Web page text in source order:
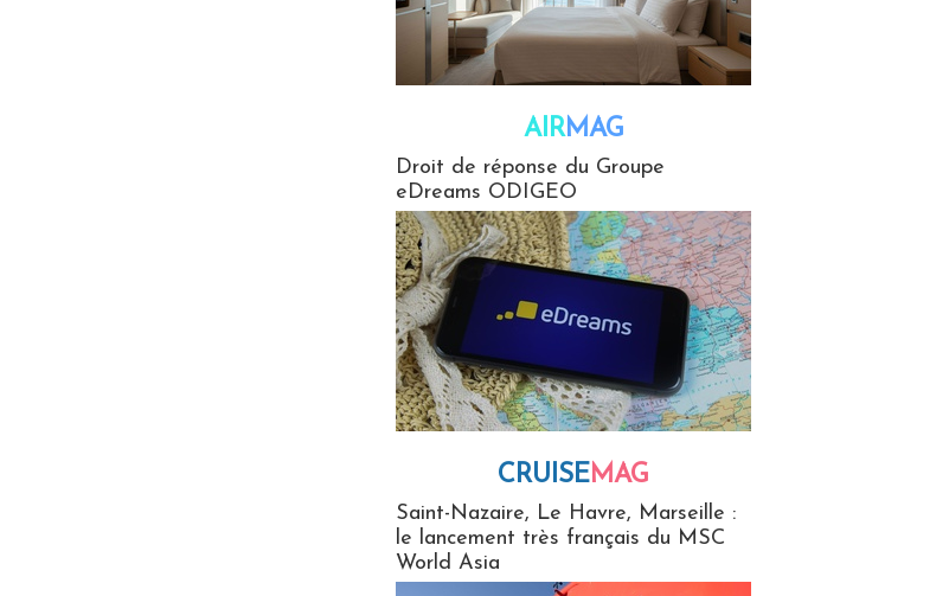
AIRMAG
Droit de réponse du Groupe
eDreams ODIGEO
CRUISEMAG
Saint-Nazaire, Le Havre, Marseille :
le lancement très français du MSC
World Asia